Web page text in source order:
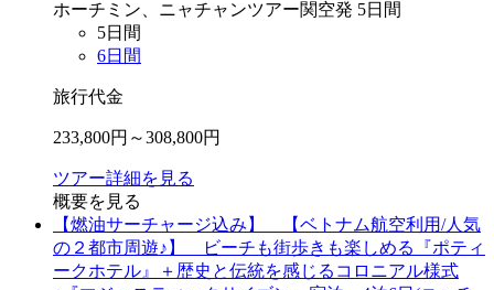
ホーチミン、ニャチャンツアー関空発 5日間
5日間
6日間
旅行代金
233,800円～308,800円
ツアー詳細を見る
概要を見る
【燃油サーチャージ込み】 【ベトナム航空利用/人気
の２都市周遊♪】 ビーチも街歩きも楽しめる『ポティ
ークホテル』＋歴史と伝統を感じるコロニアル様式